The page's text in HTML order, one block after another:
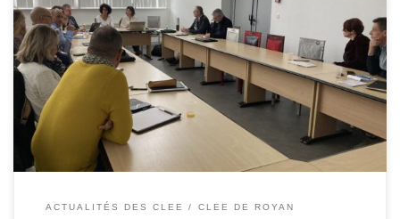
L’occasion pour les copilotes (Mmes Y Miara et N Marcheguay) de
faire un bilan de l’année qui s’avère très positif (visites , forum ,
préparation Kohlant’art , …) Mais aussi un brain storming sur les
actions 2024/2025 dont certaines déjà bien engagées… Une
équipe très dynamique qui , une fois […]
ACTUALITÉS DES CLEE CLEE DE ROYAN